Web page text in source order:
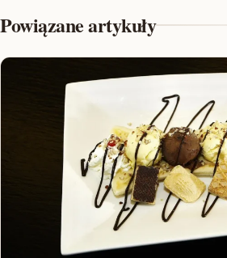
Powiązane artykuły